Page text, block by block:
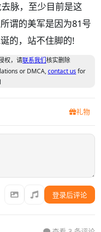
脉，至少目前是这
谓的美军是因为81号
的，站不住脚的!
权，请联系我们核实删除
or DMCA,contact usfor
礼物
登录后评论